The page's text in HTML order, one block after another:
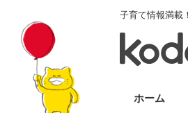
子育て情報満載
ホーム